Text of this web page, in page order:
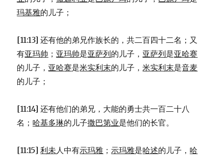
玛基雅的儿子；
[11:13] 还有他的弟兄作族长的，共二百四十二名；又
有亚玛帅 ； 亚玛帅是亚萨列的儿子， 亚萨列是亚哈赛
的儿子， 亚哈赛是米实利末的儿子，米实利末是音麦
的儿子；
[11:14] 还有他们的弟兄，大能的勇士共一百二十八
名； 哈基多琳的儿子撒巴第业是他们的长官。
[11:15]利未人中有示玛雅 ；示玛雅是哈述的儿子， 哈